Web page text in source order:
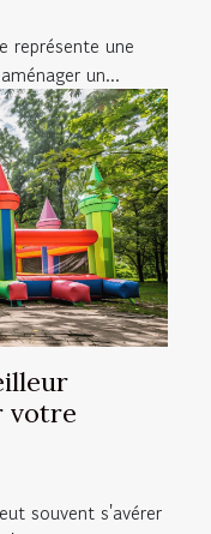
représente une
un...
votre
souvent s'avérer